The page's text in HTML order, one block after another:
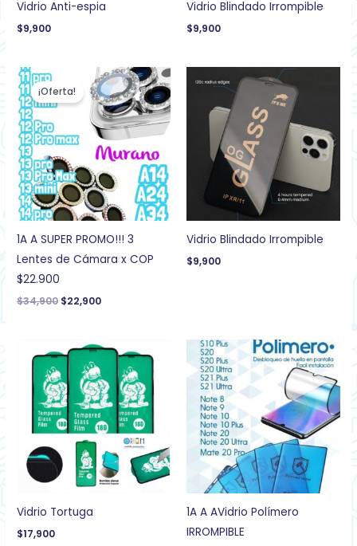
Vidrio Anti-espia
$9,900
Vidrio Blindado Irrompible
$9,900
¡Oferta!
1A A SUPER PROMO!!! 3
Lentes de Cámara x COP
$22.900
$34,900
precio
original
$34,900.
$22,900
El
precio
actual
es:
$22,900.
Vidrio Blindado Irrompible
$9,900
Vidrio Tortuga
$17,900
1A A AVidrio Polímero
IRROMPIBLE